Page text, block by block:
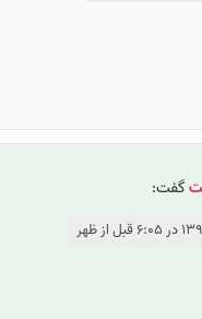
گفت: